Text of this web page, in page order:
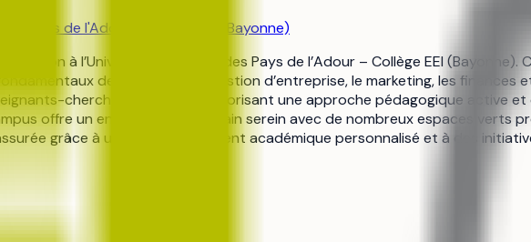
pays de l'Adour - Collège EEI (Bayonne)
Gestion à l’Université de Pau et des Pays de l’Adour – Collège EEI
de l’économie, la gestion d’entreprise, le marketing, les finances
chercheurs engagés, favorisant une approche pédagogique active et
offre un environnement urbain serein avec de nombreux espaces verts
grâce à un accompagnement académique personnalisé et à des